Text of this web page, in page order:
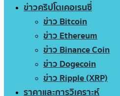
ข่าวคริปโตเคอเรนซี่
ข่าว Bitcoin
ข่าว Ethereum
ข่าว Binance Coin
ข่าว Dogecoin
ข่าว Ripple (XRP)
ราคาและการวิเคราะห์